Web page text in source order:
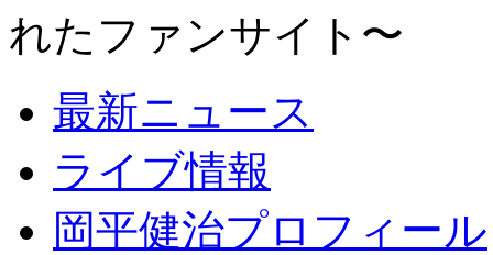
れたファンサイト〜
最新ニュース
ライブ情報
岡平健治プロフィール